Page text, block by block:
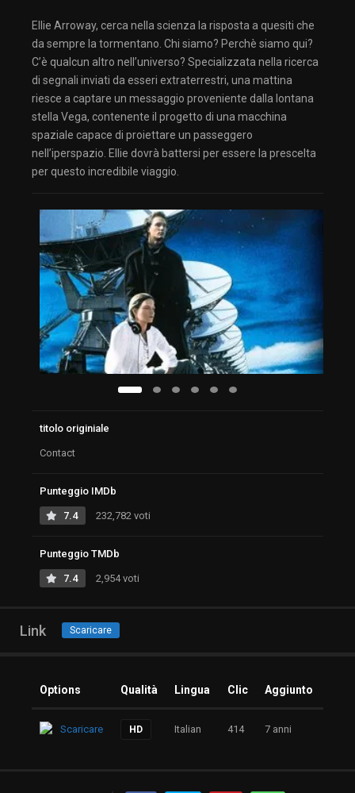
Ellie Arroway, cerca nella scienza la risposta a quesiti che
da sempre la tormentano. Chi siamo? Perchè siamo qui?
C’è qualcun altro nell’universo? Specializzata nella ricerca
di segnali inviati da esseri extraterrestri, una mattina
riesce a captare un messaggio proveniente dalla lontana
stella Vega, contenente il progetto di una macchina
spaziale capace di proiettare un passeggero
nell’iperspazio. Ellie dovrà battersi per essere la prescelta
per questo incredibile viaggio.
titolo originiale
Contact
Punteggio IMDb
7.4 232,782 voti
Punteggio TMDb
7.4 2,954 voti
Link Scaricare
Options Qualità Lingua Clic Aggiunto
Scaricare HD Italian 414 7 anni